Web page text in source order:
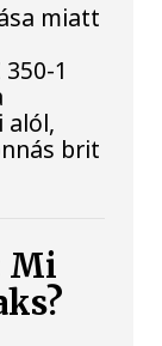
miatt
1
alól,
brit
Mi